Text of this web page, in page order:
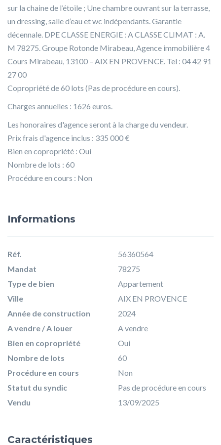
sur la chaine de l’étoile ; Une chambre ouvrant sur la terrasse,
un dressing, salle d’eau et wc indépendants. Garantie
décennale. DPE CLASSE ENERGIE : A CLASSE CLIMAT : A.
M 78275. Groupe Rotonde Mirabeau, Agence immobilière 4
Cours Mirabeau, 13100 – AIX EN PROVENCE. Tel : 04 42 91
27 00
Copropriété de 60 lots (Pas de procédure en cours).
Charges annuelles : 1626 euros.
Les honoraires d'agence seront à la charge du vendeur.
Prix frais d'agence inclus : 335 000 €
Bien en copropriété : Oui
Nombre de lots : 60
Procédure en cours : Non
Informations
Réf.
56360564
Mandat
78275
Type de bien
Appartement
Ville
AIX EN PROVENCE
Année de construction
2024
A vendre / A louer
A vendre
Bien en copropriété
Oui
Nombre de lots
60
Procédure en cours
Non
Statut du syndic
Pas de procédure en cours
Vendu
13/09/2025
Caractéristiques